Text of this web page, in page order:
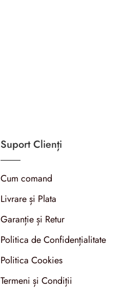
Suport Clienți
Cum comand
Livrare și Plata
Garanție și Retur
Politica de Confidențialitate
Politica Cookies
Termeni și Condiții